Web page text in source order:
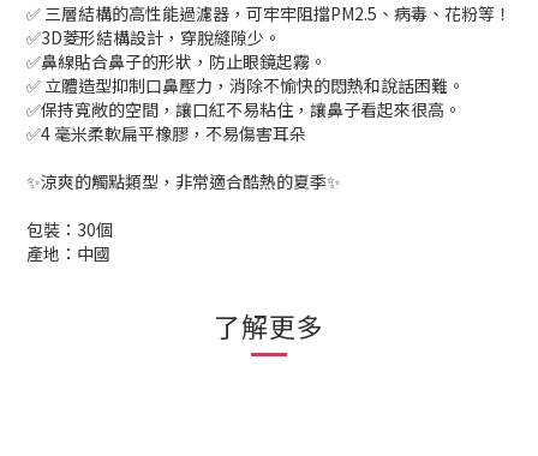
✅ 三層結構的高性能過濾器，可牢牢阻擋PM2.5、病毒、花粉等！
✅3D菱形結構設計，穿脫縫隙少。
✅鼻線貼合鼻子的形狀，防止眼鏡起霧。
✅ 立體造型抑制口鼻壓力，消除不愉快的悶熱和說話困難。
✅保持寬敞的空間，讓口紅不易粘住，讓鼻子看起來很高。
✅4 毫米柔軟扁平橡膠，不易傷害耳朵
✨涼爽的觸點類型，非常適合酷熱的夏季✨
包裝：30個
產地：中國
了解更多